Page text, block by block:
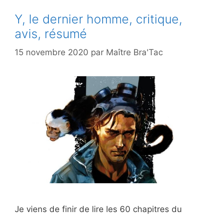
Y, le dernier homme, critique,
avis, résumé
15 novembre 2020 par Maître Bra'Tac
Je viens de finir de lire les 60 chapitres du